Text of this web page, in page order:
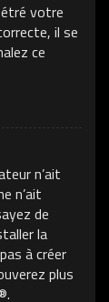
votre
il se
ce
n’ait
n’ait
de
la
à créer
plus